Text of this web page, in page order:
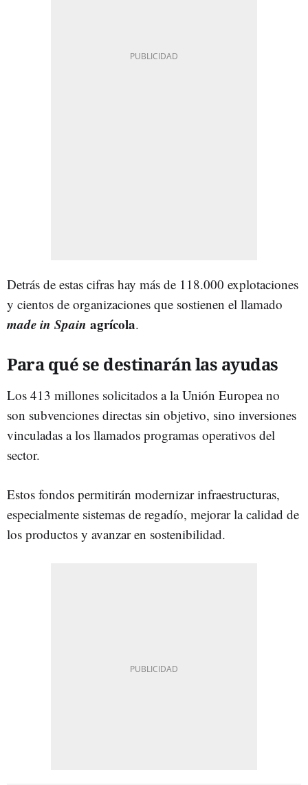
Detrás de estas cifras hay más de 118.000 explotaciones
y cientos de organizaciones que sostienen el llamado
made in Spain agrícola.
Para qué se destinarán las ayudas
Los 413 millones solicitados a la Unión Europea no
son subvenciones directas sin objetivo, sino inversiones
vinculadas a los llamados programas operativos del
sector.
Estos fondos permitirán modernizar infraestructuras,
especialmente sistemas de regadío, mejorar la calidad de
los productos y avanzar en sostenibilidad.